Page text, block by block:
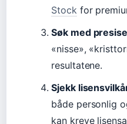
Stock for
Søk med
«nisse»,
resultatene.
Sjekk
både personlig
kan kreve